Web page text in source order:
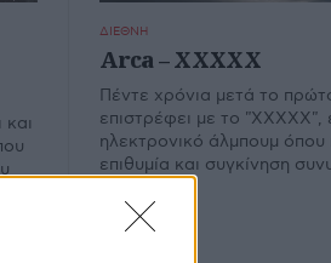
ΔΙΕΘΝΗ
Arca – XXXXX
Πέντε χρόνια μετά το
επιστρέφει με το "XXXXX",
ηλεκτρονικό άλμπουμ όπου
επιθυμία και συγκίνηση